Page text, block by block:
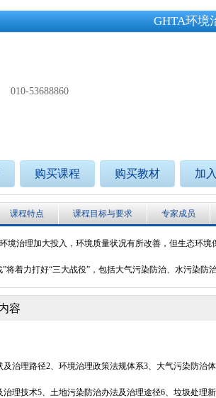
登录
名
码
注册
GHTA环境
010-53688860
购买课程 购买教材 加
课程特点 课程目标与要求 专家成员
境治理加大投入，环境质量状况有所改善，但生态环
”将着力打好“三大战役”，包括大气污染防治、水污染
容
及治理路径2、环境治理政策法规体系3、大气污染防治
治理技术5、土地污染防治办法及治理途径6、垃圾处理